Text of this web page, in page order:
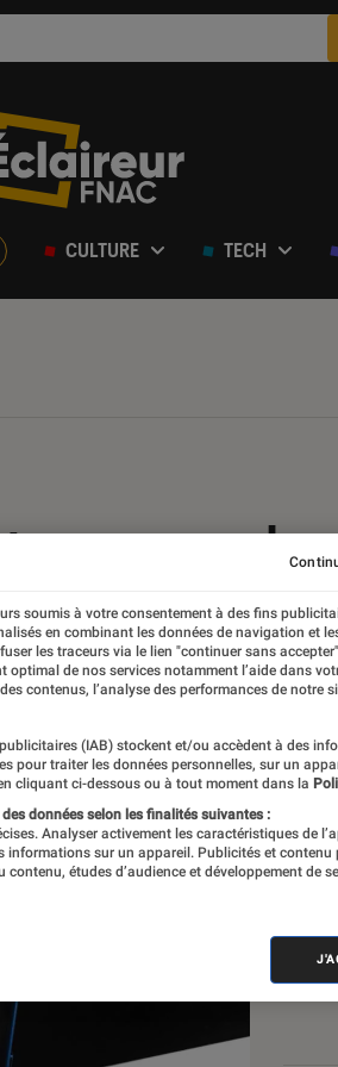
CULTURE TECH
proposer des
soumis à votre consentement à des fins
en combinant les données de navigation et
les traceurs via le lien "continuer sans
optimal de nos services notamment l’aide dans
contenus, l’analyse des performances de notre
(IAB) stockent et/ou accèdent à des
pour traiter les données personnelles, sur un
cliquant ci-dessous ou à tout moment dans la
données selon les finalités suivantes :
Analyser activement les caractéristiques de
informations sur un appareil. Publicités et contenu
études d’audience et développement de